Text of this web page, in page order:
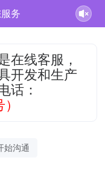
务
在线客服，
开发和生产
话：
始沟通